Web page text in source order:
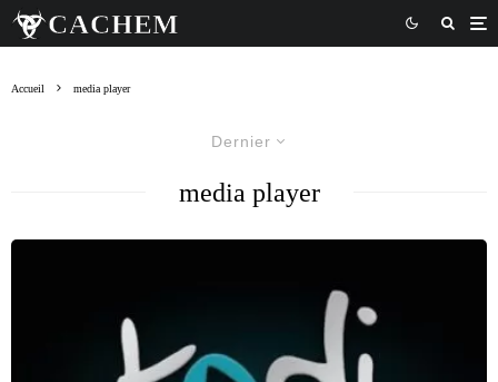
Accueil media player
Dernier
media player